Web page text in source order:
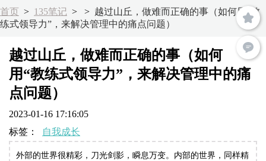
首页 > 135笔记 > > 越过山丘，做难而正确的事（如何用“教
练式领导力”，来解决管理中的痛点问题）
越过山丘，做难而正确的事（如何
用“教练式领导力”，来解决管理中的痛
点问题）
2023-01-16 17:16:05
标签：
自我成长
外部的世界很精彩，刀光剑影，瞬息万变。内部的世界，同样精